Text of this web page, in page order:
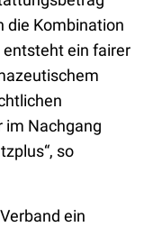
die Kombination
ein fairer
im Nachgang
so
ein